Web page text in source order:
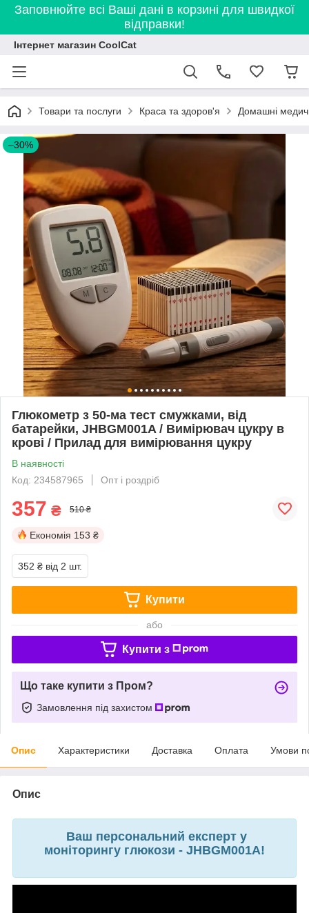
Заповнюйте всі Ваші дані в корзині для швидкої
відправки!
Інтернет магазин CoolCat
Товари та послуги Краса та здоров'я Домашні
–30%
Глюкометр з 50-ма тест смужками, від
батарейки, JHBGM001A / Вимірювач цукру в
крові / Прилад для вимірювання цукру
В наявності
Код: 234587965
Опт і роздріб
357 ₴ 510 ₴
Економія 153 ₴
352 ₴ від 2 шт.
Купити
або
Купити з
Що таке купити з Пром?
Замовлення під захистом
Опис Характеристики Доставка Оплата Умови
Опис
Ваш персональний експерт у
моніторингу глюкози - JHBGM001A!